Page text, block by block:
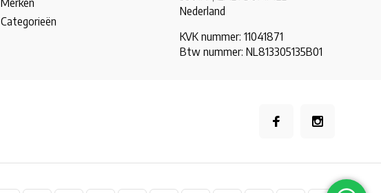
Merken
Categorieën
Nederland
KVK nummer: 11041871
Btw nummer: NL813305135B01